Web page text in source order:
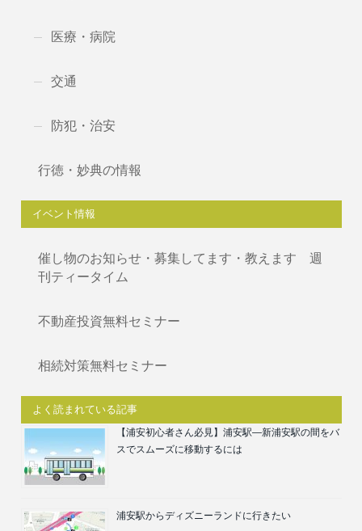
医療・病院
交通
防犯・治安
行徳・妙典の情報
イベント情報
催し物のお知らせ・募集してます・教えます 週
刊ティータイム
不動産投資無料セミナー
相続対策無料セミナー
よく読まれている記事
【浦安初心者さん必見】浦安駅―新浦安駅の間をバ
スでスムーズに移動するには
浦安駅からディズニーランドに行きたい